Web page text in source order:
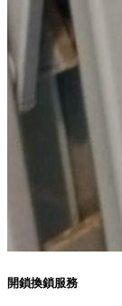
開鎖換鎖服務